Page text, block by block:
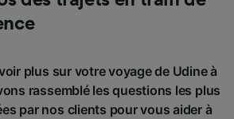
plus sur votre voyage de Udine à
rassemblé les questions les plus
par nos clients pour vous aider à